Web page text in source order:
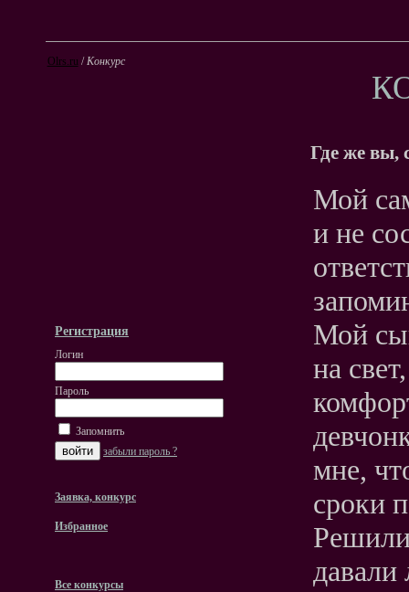
Olrs.ru /Конкурс
Регистрация
Логин
Пароль
Запомнить
забыли пароль ?
Заявка, конкурс
Избранное
Все конкурсы
Где же вы,
Мой
и не
Мой
на
мне,
сроки